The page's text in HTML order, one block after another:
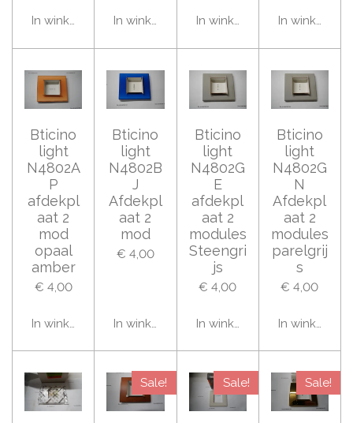
In winkelwagenIn winkelwagenIn winkelwagenIn
Bticino
light
N4802A
P
afdekpl
aat 2
mod
opaal
amber
€ 4,00
In winkelwagen
Bticino
light
N4802B
J
Afdekpl
aat 2
mod
€ 4,00
In winkelwagen
Bticino
light
N4802G
E
afdekpl
aat 2
modules
Steengri
js
€ 4,00
In winkelwagen
Bticino
light
N4802G
N
Afdekpl
aat 2
modules
parelgrij
s
€ 4,00
In
Sale! Sale! Sale!